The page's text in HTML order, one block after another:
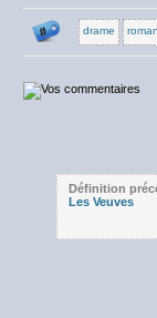
drame
Définition
Les Veuves